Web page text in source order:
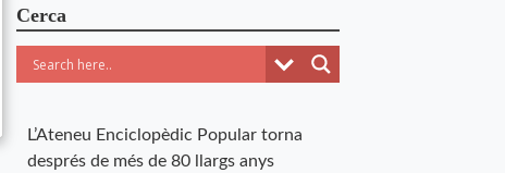
Cerca
L’Ateneu Enciclopèdic Popular torna
després de més de 80 llargs anys